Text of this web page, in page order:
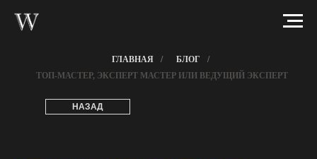
ГЛАВНАЯ / БЛОГ
/
ТОП-МАСТЕР, ЭКСПЕРТ МАСТЕР ИЛИ ВЕДУЩИЙ ЭКСПЕРТ
НАЗАД